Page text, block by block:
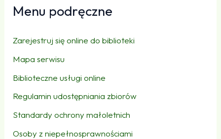
Menu podręczne
Zarejestruj się online do biblioteki
Mapa serwisu
Biblioteczne usługi online
Regulamin udostępniania zbiorów
Standardy ochrony małoletnich
Osoby z niepełnosprawnościami